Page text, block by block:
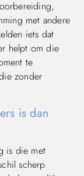
met andere
iets dat
helpt om die
te
zonder
is dan
is die met
scherp